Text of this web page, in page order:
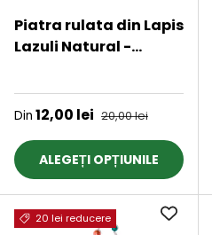
Piatra rulata din Lapis
Lazuli Natural -
Creativitatea, 3-4 cm
Preț de vânzare
Din 12,00 lei Preț obișnuit
20,00 lei
ALEGEȚI OPȚIUNILE
20 lei reducere